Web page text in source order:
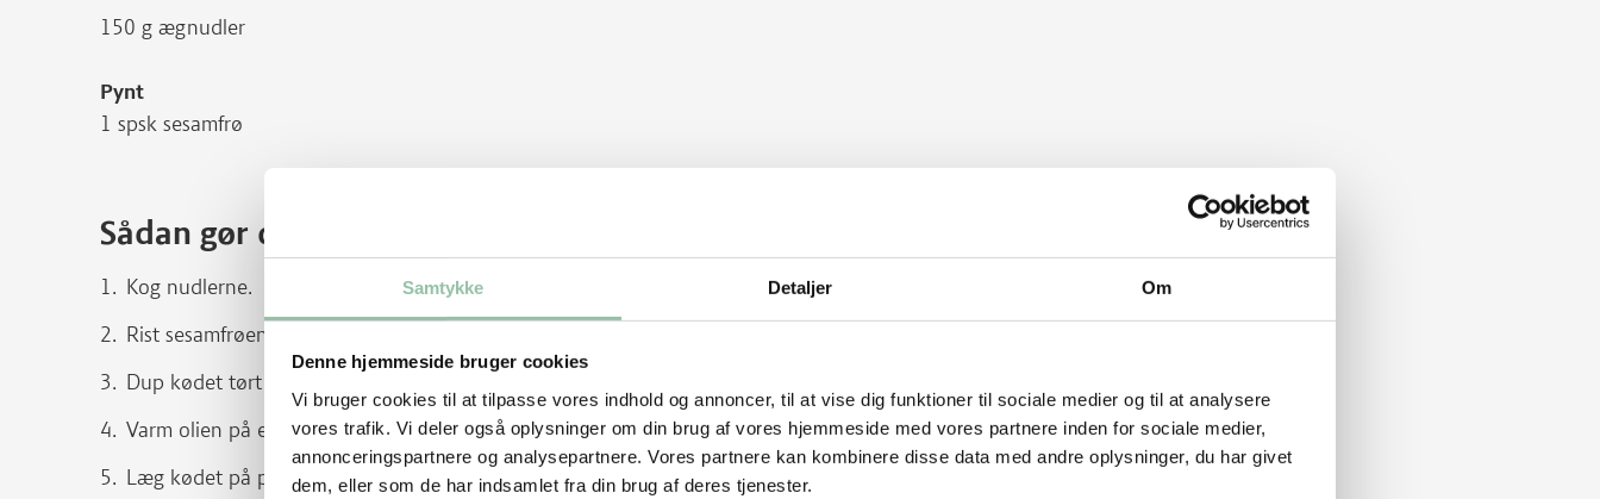
Samtykke Detaljer Om
Denne hjemmeside bruger cookies
Vi bruger cookies til at tilpasse vores indhold og annoncer, til at vise dig funktioner til sociale medier og til at analysere
vores trafik. Vi deler også oplysninger om din brug af vores hjemmeside med vores partnere inden for sociale medier,
annonceringspartnere og analysepartnere. Vores partnere kan kombinere disse data med andre oplysninger, du har givet
dem, eller som de har indsamlet fra din brug af deres tjenester.
150 g ægnudler
Pynt
1 spsk sesamfrø
Sådan gør du
Kog nudlerne.
Rist sesamfrøene på en tør pande ved god varme.
Dup kødet tørt med køkkenrulle. Krydr med salt og peber.
Varm olien på en pande eller i en wok ved kraftig varme.
Læg kødet på panden og lad det blive brunt på den ene side, ca. 1½ minut.